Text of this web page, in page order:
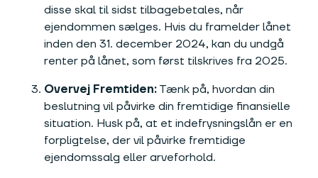
disse skal til sidst tilbagebetales, når
ejendommen sælges. Hvis du framelder lånet
inden den 31. december 2024, kan du undgå
renter på lånet, som først tilskrives fra 2025.
Overvej Fremtiden: Tænk på, hvordan din
beslutning vil påvirke din fremtidige finansielle
situation. Husk på, at et indefrysningslån er en
forpligtelse, der vil påvirke fremtidige
ejendomssalg eller arveforhold.